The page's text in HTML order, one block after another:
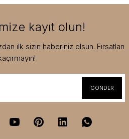
kayıt olun!
ilk sizin haberiniz olsun. Fırsatları
GÖNDER